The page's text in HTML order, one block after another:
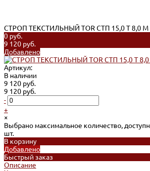
СТРОП ТЕКСТИЛЬНЫЙ TOR СТП 15,0 Т 8,0
0 руб.
9 120 руб.
Добавлено
Артикул:
В наличии
9 120 руб.
9 120 руб.
-
+
×
Выбрано максимальное количество,
шт.
В корзину
Добавлено
Быстрый заказ
Описание